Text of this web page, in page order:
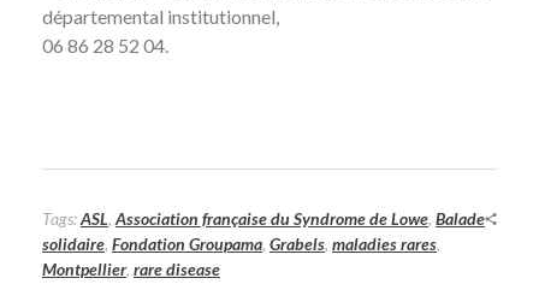
départemental institutionnel,
06 86 28 52 04.
Tags:ASL, Association française du Syndrome de Lowe, Balade
solidaire, Fondation Groupama, Grabels, maladies rares,
Montpellier, rare disease